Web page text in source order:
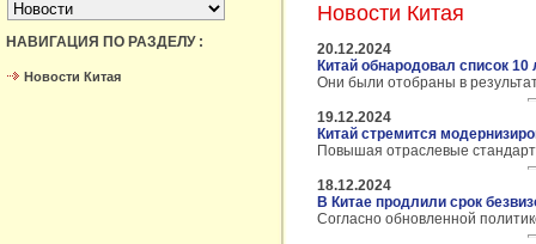
НАВИГАЦИЯ ПО РАЗДЕЛУ :
Новости Китая
Новости Китая
20.12.2024
Китай обнародовал список
Они были отобраны в
19.12.2024
Китай стремится
Повышая отраслевые
18.12.2024
В Китае продлили срок
Согласно обновленной